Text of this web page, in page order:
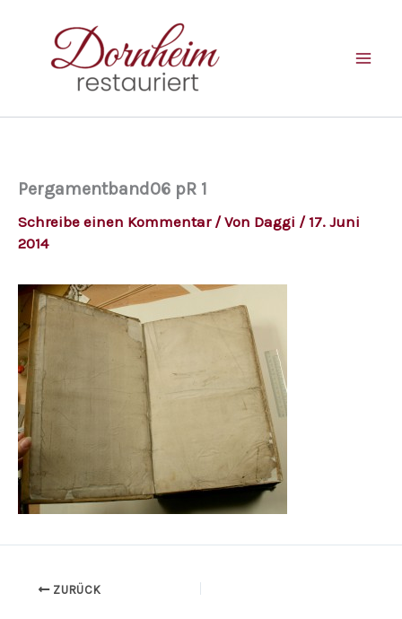
springen
Pergamentband06 pR 1
Schreibe einen Kommentar / Von Daggi / 17. Juni
2014
ZURÜCK